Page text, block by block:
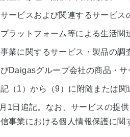
ービスおよび関連するサービス
ラットフォーム等による生活関
事業に関するサービス・製品の
Daigasグループ会社の商品・
（1）から（9）に附随または関
1日追記。なお、サービスの提
事業における個人情報保護に関